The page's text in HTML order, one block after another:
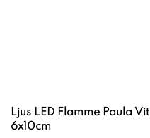
Ljus LED Flamme Paula Vit
6x10cm